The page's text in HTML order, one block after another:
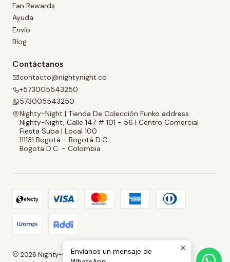
Fan Rewards
Ayuda
Envío
Blog
Contáctanos
contacto@nightynight.co
+573005543250
573005543250
Nighty-Night | Tienda De Colección Funko address
Nighty-Night, Calle 147 # 101 - 56 | Centro Comercial
Fiesta Suba | Local 100
111131 Bogotá - Bogotá D.C.
Bogota D.C. - Colombia
2026 Nighty-Night | Tienda De Colección Funko.
Envíanos un mensaje de